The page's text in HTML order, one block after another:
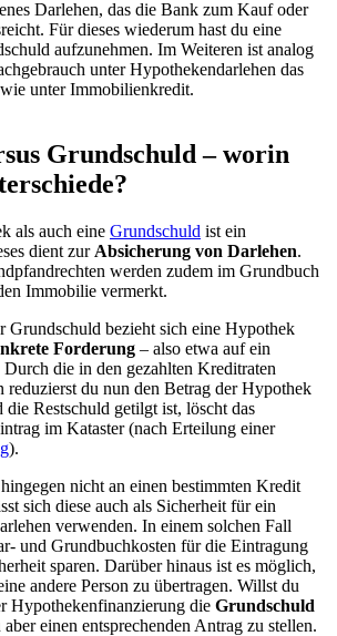
Darlehen, das die Bank zum Kauf oder
Für dieses wiederum hast du eine
aufzunehmen. Im Weiteren ist analog
unter Hypothekendarlehen das
unter Immobilienkredit.
Grundschuld – worin
als auch eine Grundschuld ist ein
dient zur Absicherung von Darlehen.
werden zudem im Grundbuch
Immobilie vermerkt.
Grundschuld bezieht sich eine Hypothek
Forderung – also etwa auf ein
die in den gezahlten Kreditraten
reduzierst du nun den Betrag der Hypothek
Restschuld getilgt ist, löscht das
im Kataster (nach Erteilung einer
).
nicht an einen bestimmten Kredit
sich diese auch als Sicherheit für ein
verwenden. In einem solchen Fall
und Grundbuchkosten für die Eintragung
sparen. Darüber hinaus ist es möglich,
andere Person zu übertragen. Willst du
Hypothekenfinanzierung die Grundschuld
aber einen entsprechenden Antrag zu stellen.